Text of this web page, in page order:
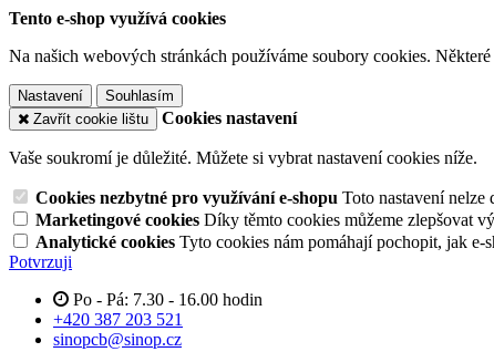
Tento e-shop využívá cookies
Na našich webových stránkách používáme soubory cookies.
Nastavení
Souhlasím
Zavřít cookie lištu
Cookies nastavení
Vaše soukromí je důležité. Můžete si vybrat nastavení cookies níže.
Cookies nezbytné pro využívání e-shopu Toto nastavení nelze
Marketingové cookies Díky těmto cookies můžeme zlepšovat
Analytické cookies Tyto cookies nám pomáhají pochopit, jak e-
Potvrzuji
Po - Pá: 7.30 - 16.00 hodin
+420 387 203 521
sinopcb@sinop.cz